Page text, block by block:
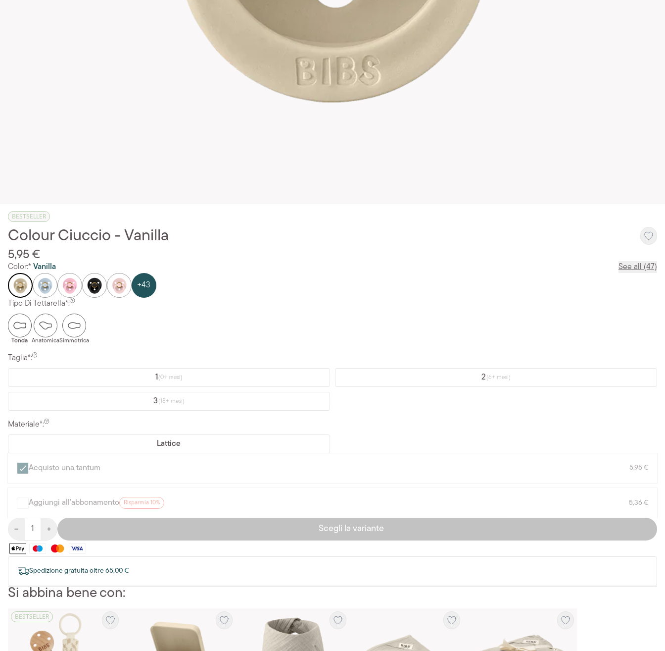
BESTSELLER
Colour Ciuccio - Vanilla
5,95 €
Color:* Vanilla See all (47)
+43
Tipo Di Tettarella*:
Tonda AnatomicaSimmetrica
Taglia*:
1 (0+ mesi) 2 (6+ mesi)
3 (18+ mesi)
Materiale*:
Lattice
Acquisto una tantum 5,95 €
Aggiungi all'abbonamento Risparmia 10% 5,36 €
Scegli la variante
Spedizione gratuita oltre 65,00 €
Si abbina bene con:
BESTSELLER